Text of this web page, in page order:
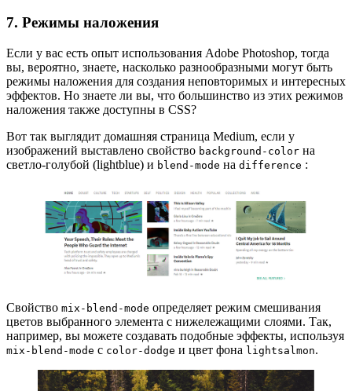
7. Режимы наложения
Если у вас есть опыт использования Adobe Photoshop, тогда
вы, вероятно, знаете, насколько разнообразными могут быть
режимы наложения для создания неповторимых и интересных
эффектов. Но знаете ли вы, что большинство из этих режимов
наложения также доступны в CSS?
Вот так выглядит домашняя страница Medium, если у
изображений выставлено свойство background-color на
светло-голубой (lightblue) и blend-mode на difference :
Свойство mix-blend-mode определяет режим смешивания
цветов выбранного элемента с нижележащими слоями. Так,
например, вы можете создавать подобные эффекты, используя
mix-blend-mode с color-dodge и цвет фона lightsalmon.